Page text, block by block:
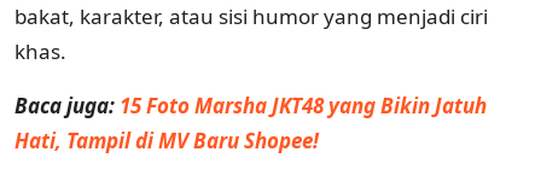
bakat, karakter, atau sisi humor yang menjadi ciri
khas.
Baca juga: 15 Foto Marsha JKT48 yang Bikin Jatuh
Hati, Tampil di MV Baru Shopee!